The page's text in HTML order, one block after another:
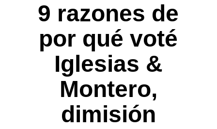
9 razones de
por qué voté
Iglesias &
Montero,
dimisión